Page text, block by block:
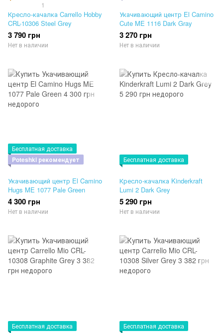
1
Кресло-качалка Carrello Hobby
CRL-10306 Steel Grey
3 790 грн
Нет в наличии
Укачивающий центр El Camino
Cute ME 1116 Dark Gray
3 270 грн
Нет в наличии
Бесплатная доставка
Poteshki рекомендует
Укачивающий центр El Camino
Hugs ME 1077 Pale Green
4 300 грн
Нет в наличии
Бесплатная доставка
Кресло-качалка Kinderkraft
Lumi 2 Dark Grey
5 290 грн
Нет в наличии
Бесплатная доставка
Бесплатная доставка